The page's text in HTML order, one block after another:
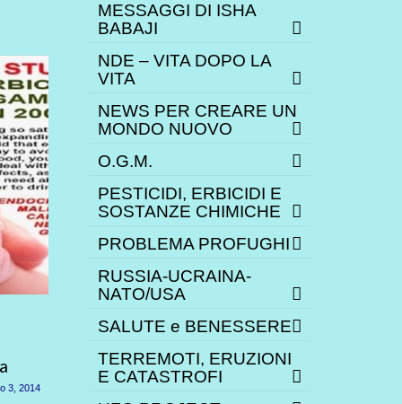
3, 2014
Decreto “Sblocca Italia”:
forza
MESSAGGI DI ISHA
BABAJI
NDE – VITA DOPO LA
VITA
NEWS PER CREARE UN
MONDO NUOVO
O.G.M.
PESTICIDI, ERBICIDI E
SOSTANZE CHIMICHE
PROBLEMA PROFUGHI
RUSSIA-UCRAINA-
NATO/USA
SALUTE e BENESSERE
TERREMOTI, ERUZIONI
E CATASTROFI